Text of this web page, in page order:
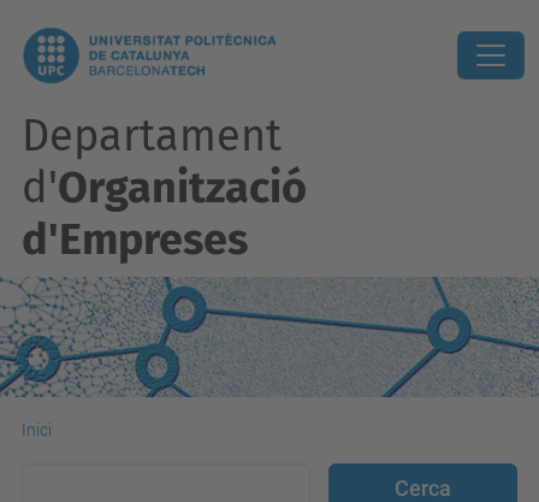
Departament
d'Organització
d'Empreses
Inici